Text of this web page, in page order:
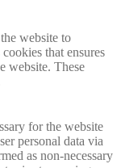
website to
that ensures
website. These
for the website
personal data via
as non-necessary